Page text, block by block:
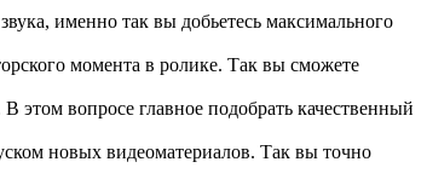
именно так вы добьетесь максимального
момента в ролике. Так вы сможете
вопросе главное подобрать качественный
новых видеоматериалов. Так вы точно